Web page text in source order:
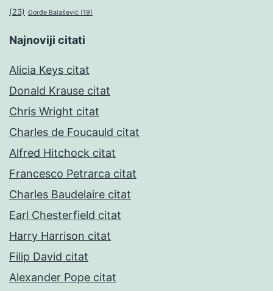
(23) Đorđe Balašević (19)
Najnoviji citati
Alicia Keys citat
Donald Krause citat
Chris Wright citat
Charles de Foucauld citat
Alfred Hitchock citat
Francesco Petrarca citat
Charles Baudelaire citat
Earl Chesterfield citat
Harry Harrison citat
Filip David citat
Alexander Pope citat